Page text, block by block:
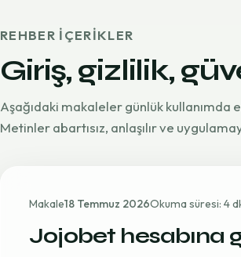
REHBER IÇERIKLER
Giriş, gizlilik,
Aşağıdaki makaleler günlük kullanımda
Metinler abartısız, anlaşılır ve
Makale18 Temmuz 2026Okuma süresi: 4
Jojobet hesabına